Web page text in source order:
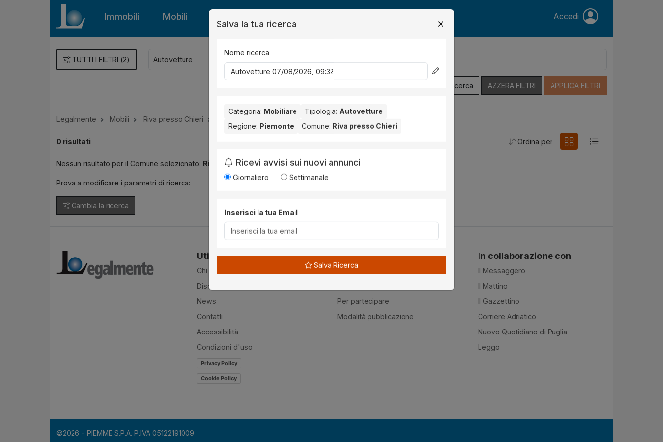
Immobili Mobili Accedi
TUTTI I FILTRI (2)
Salva Ricerca AZZERA FILTRI APPLICA FILTRI
Legalmente Mobili Riva presso Chieri
0 risultati Ordina per
Nessun risultato per il Comune selezionato: Riva presso Chieri. Nessun risultato per la Provincia selezionata:
Prova a modificare i parametri di ricerca:
Cambia la ricerca
Utilità
Chi siamo
Disclaimer
News
Contatti
Accessibilità
Condizioni d'uso
Privacy Policy
Cookie Policy
Guide
Normativa
Per partecipare
Modalità pubblicazione
In collaborazione con
Il Messaggero
Il Mattino
Il Gazzettino
Corriere Adriatico
Nuovo Quotidiano di Puglia
Leggo
©2026 - PIEMME S.P.A. P.IVA 05122191009
Salva la tua ricerca
Nome ricerca
Categoria: Mobiliare Tipologia: Autovetture
Regione: Piemonte Comune: Riva presso Chieri
Ricevi avvisi sui nuovi annunci
Giornaliero Settimanale
Inserisci la tua Email
Salva Ricerca